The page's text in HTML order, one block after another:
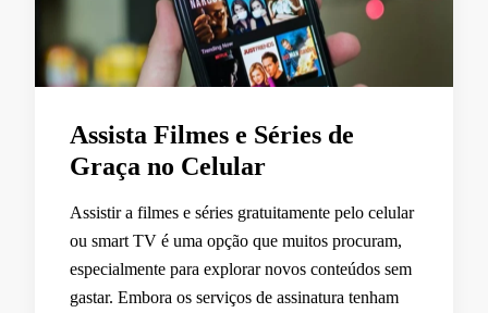
Assista Filmes e Séries de
Graça no Celular
Assistir a filmes e séries gratuitamente pelo celular
ou smart TV é uma opção que muitos procuram,
especialmente para explorar novos conteúdos sem
gastar. Embora os serviços de assinatura tenham